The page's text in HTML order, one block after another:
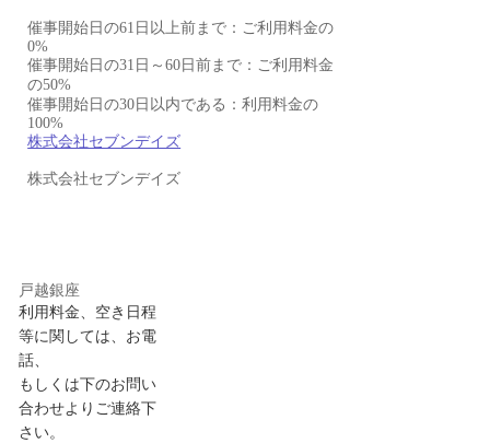
催事開始日の61日以上前まで：ご利用料金の
0%
催事開始日の31日～60日前まで：ご利用料金
の50%
催事開始日の30日以内である：利用料金の
100%
株式会社セブンデイズ
株式会社セブンデイズ
戸越銀座
利用料金、空き日程
等に関しては、お電
話、
もしくは下のお問い
合わせよりご連絡下
さい。